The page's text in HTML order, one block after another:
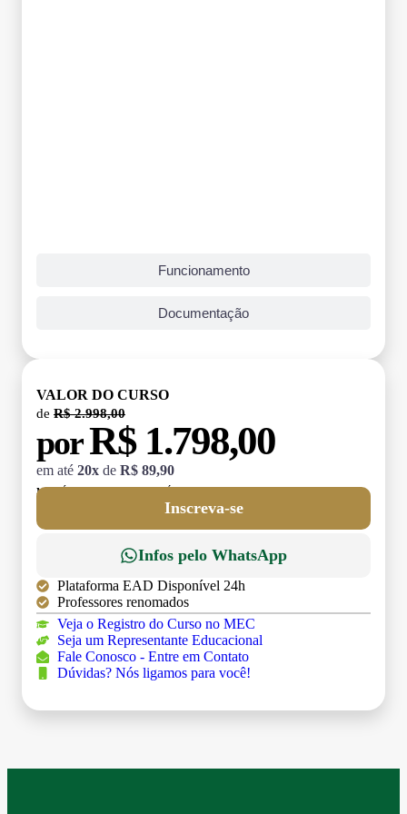
Funcionamento
Documentação
VALOR DO CURSO
de R$ 2.998,00
porR$ 1.798,00
em até 20x de R$ 89,90
MATRÍCULA:
Inscreva-se
Infos pelo WhatsApp
Plataforma EAD Disponível 24h
Professores renomados
Veja o Registro do Curso no MEC
Seja um Representante Educacional
Fale Conosco - Entre em Contato
Dúvidas? Nós ligamos para você!